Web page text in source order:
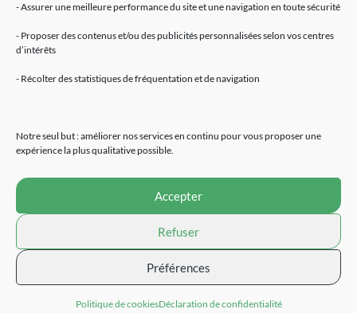
- Assurer une meilleure performance du site et une navigation en toute sécurité
- Proposer des contenus et/ou des publicités personnalisées selon vos centres
d’intérêts
- Récolter des statistiques de fréquentation et de navigation
Notre seul but : améliorer nos services en continu pour vous proposer une
expérience la plus qualitative possible.
Accepter
Refuser
Préférences
Politique de cookiesDéclaration de confidentialité
Mentions légales
Huiles de CBD
Extraction CBD
Cosmétiques
Alimentation naturelle
Devenir revendeur
Contact
Site réalisé par